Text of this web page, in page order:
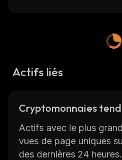
Actifs liés
Cryptomonnaies
Actifs avec le plus
vues de page uniques
des dernières 24 heures.